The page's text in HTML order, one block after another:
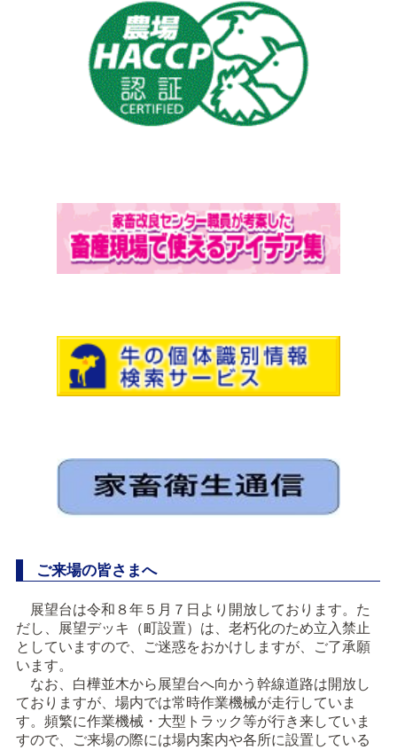
ご来場の皆さまへ
展望台は令和８年５月７日より開放しております。た
だし、展望デッキ（町設置）は、老朽化のため立入禁止
としていますので、ご迷惑をおかけしますが、ご了承願
います。
なお、白樺並木から展望台へ向かう幹線道路は開放し
ておりますが、場内では常時作業機械が走行していま
す。頻繁に作業機械・大型トラック等が行き来していま
すので、ご来場の際には場内案内や各所に設置している